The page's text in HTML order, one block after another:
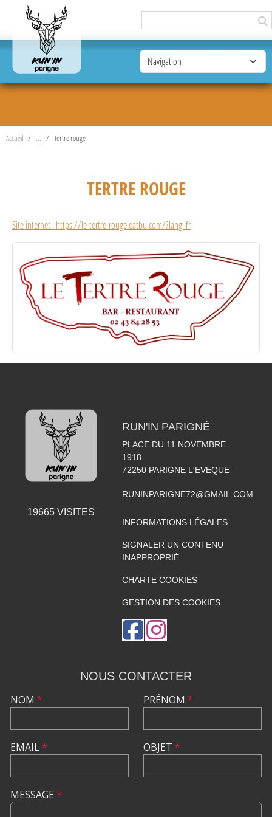
Accueil Tertre rouge
TERTRE ROUGE
Site internet : https://le-tertre-rouge.eatbu.com/?lang=fr
19665VISITES
RUN'IN PARIGNÉ
PLACE DU 11 NOVEMBRE
1918
72250 PARIGNE L'EVEQUE
RUNINPARIGNE72@GMAIL.COM
INFORMATIONS LÉGALES
SIGNALER UN CONTENU
INAPPROPRIÉ
CHARTE COOKIES
GESTION DES COOKIES
NOUS CONTACTER
NOM *
EMAIL*
PRÉNOM *
OBJET *
MESSAGE *
Panneau de gestion des cookies